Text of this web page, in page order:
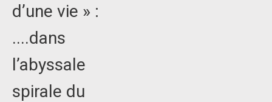
d’une vie » :
....dans
l’abyssale
spirale du